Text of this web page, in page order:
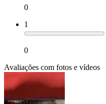
0
1
0
Avaliações com fotos e vídeos